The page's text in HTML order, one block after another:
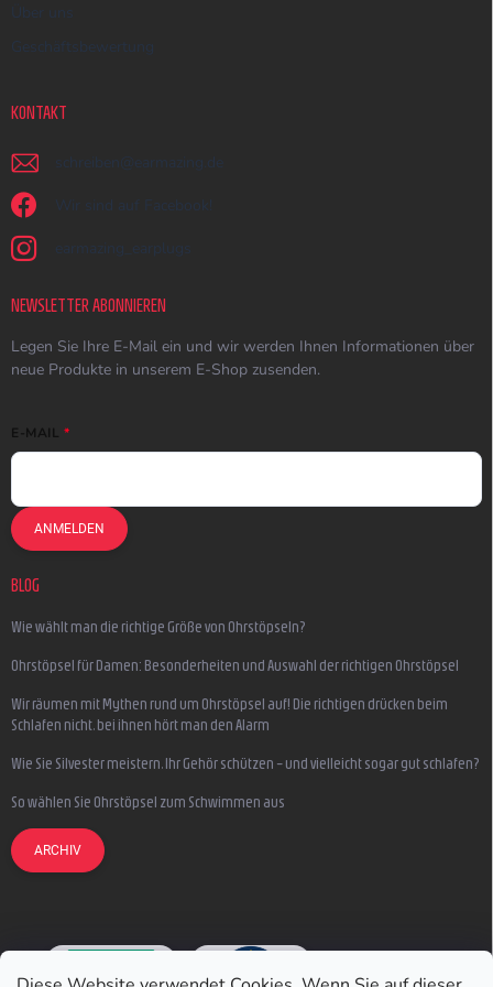
Über uns
Geschäftsbewertung
KONTAKT
schreiben @ earmazing.de
Wir sind auf Facebook!
earmazing_earplugs
NEWSLETTER ABONNIEREN
Legen Sie Ihre E-Mail ein und wir werden Ihnen Informationen über
neue Produkte in unserem E-Shop zusenden.
E-MAIL
ANMELDEN
BLOG
Wie wählt man die richtige Größe von Ohrstöpseln?
Ohrstöpsel für Damen: Besonderheiten und Auswahl der richtigen Ohrstöpsel
Wir räumen mit Mythen rund um Ohrstöpsel auf! Die richtigen drücken beim
Schlafen nicht, bei ihnen hört man den Alarm
Wie Sie Silvester meistern, Ihr Gehör schützen – und vielleicht sogar gut schlafen?
So wählen Sie Ohrstöpsel zum Schwimmen aus
ARCHIV